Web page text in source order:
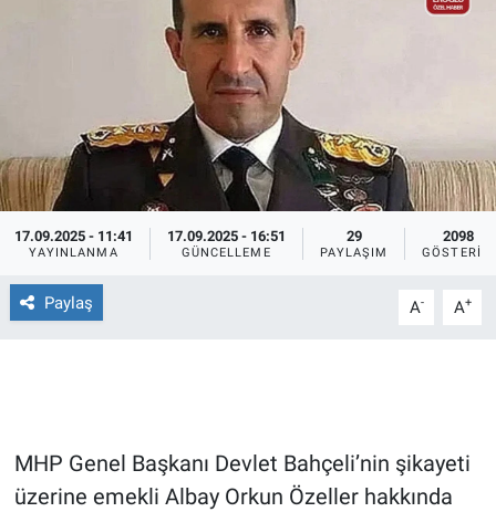
17.09.2025 - 11:41
YAYINLANMA
17.09.2025 - 16:51
GÜNCELLEME
29
PAYLAŞIM
2098
GÖSTERIM
Paylaş A- A+
MHP Genel Başkanı Devlet Bahçeli’nin şikayeti
üzerine emekli Albay Orkun Özeller hakkında
Ege'den Esintiler
Eğlence
Ekonomi
Gerçeğin İzinde
Gün Ortası